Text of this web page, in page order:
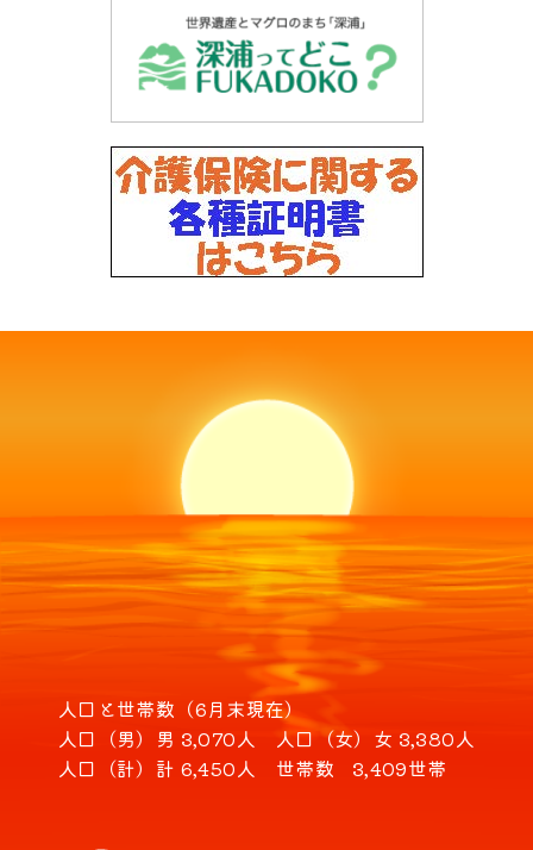
人口と世帯数（6月末現在）
人口（男） 男 3,070人 人口（女） 女 3,380人
人口（計） 計 6,450人 世帯数 3,409世帯